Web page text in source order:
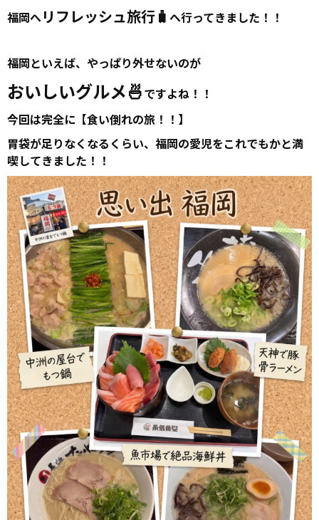
福岡へリフレッシュ旅行🧳 へ行ってきました！！
福岡といえば、やっぱり外せないのが
おいしいグルメ🍜ですよね！！
今回は完全に【食い倒れの旅！！】
胃袋が足りなくなるくらい、福岡の愛児をこれでもかと満
喫してきました！！